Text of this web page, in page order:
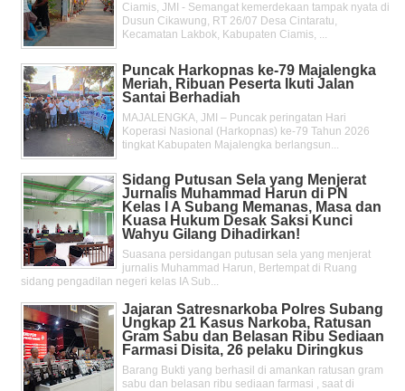
Ciamis, JMI - Semangat kemerdekaan tampak nyata di
Dusun Cikawung, RT 26/07 Desa Cintaratu,
Kecamatan Lakbok, Kabupaten Ciamis, ...
Puncak Harkopnas ke-79 Majalengka
Meriah, Ribuan Peserta Ikuti Jalan
Santai Berhadiah
MAJALENGKA, JMI – Puncak peringatan Hari
Koperasi Nasional (Harkopnas) ke-79 Tahun 2026
tingkat Kabupaten Majalengka berlangsun...
Sidang Putusan Sela yang Menjerat
Jurnalis Muhammad Harun di PN
Kelas l A Subang Memanas, Masa dan
Kuasa Hukum Desak Saksi Kunci
Wahyu Gilang Dihadirkan!
Suasana persidangan putusan sela yang menjerat
jurnalis Muhammad Harun, Bertempat di Ruang
sidang pengadilan negeri kelas IA Sub...
Jajaran Satresnarkoba Polres Subang
Ungkap 21 Kasus Narkoba, Ratusan
Gram Sabu dan Belasan Ribu Sediaan
Farmasi Disita, 26 pelaku Diringkus
Barang Bukti yang berhasil di amankan ratusan gram
sabu dan belasan ribu sediaan farmasi , saat di